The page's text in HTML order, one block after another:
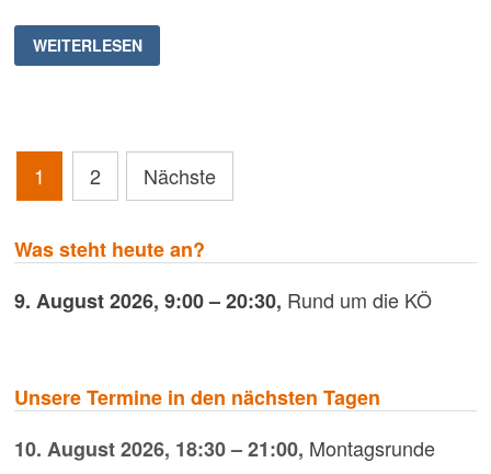
DAS
GROSSE S
CHÖNMACHEN
WEITERLESEN
Seitennummerierung
der
Beiträge
1 2 Nächste
Was steht heute an?
9. August 2026, 9:00– 20:30, Rund um die KÖ
Unsere Termine in den nächsten Tagen
10. August 2026, 18:30– 21:00, Montagsrunde